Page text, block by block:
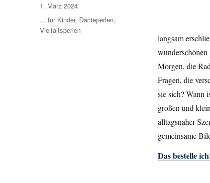
langsam
Morgen, die
Fragen, die
sie sich? Wann
großen und
alltagsnaher
gemeinsame
Das bestelle
Veröffentlicht
am
1. März 2024
Kategorien
... für Kinder, Danteperlen,
Vielfaltsperlen